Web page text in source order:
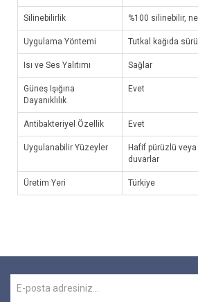
Silinebilirlik %100 silinebilir,
Uygulama Yöntemi Tutkal kağıda
Isı ve Ses Yalıtımı Sağlar
Güneş Işığına
Dayanıklılık
Evet
Antibakteriyel Özellik Evet
Uygulanabilir Yüzeyler
Hafif pürüzlü veya
duvarlar
Üretim Yeri Türkiye